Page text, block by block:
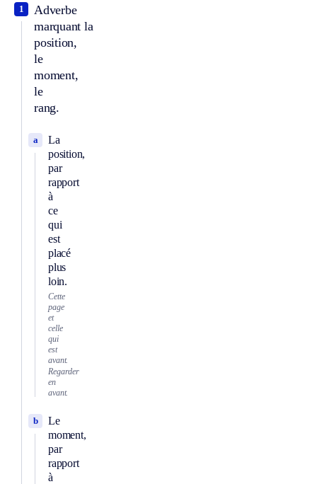
Adverbe
marquant la
position,
le
moment,
le
rang.
1
La
position,
par
rapport
à
ce
qui
est
placé
plus
loin.
a
Cette
page
et
celle
qui
est
avant.
Regarder
en
avant.
Le
moment,
par
rapport
à
b